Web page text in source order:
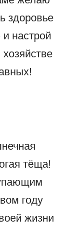
здоровье
настрой
тёща!
году
жизни